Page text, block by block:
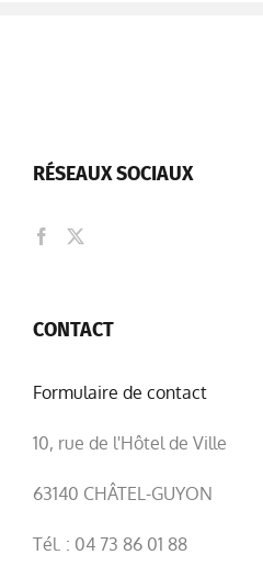
RÉSEAUX SOCIAUX
CONTACT
Formulaire de contact
10, rue de l'Hôtel de Ville
63140 CHÂTEL-GUYON
Tél. : 04 73 86 01 88